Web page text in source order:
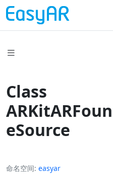
Class
eSource
命名空间 easyar